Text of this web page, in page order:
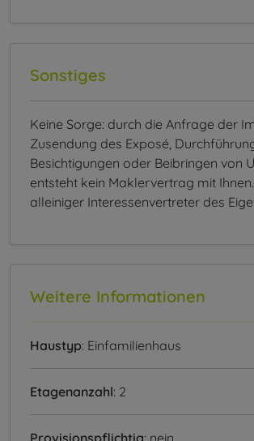
Sonstiges
Keine Sorge: durch die Anfrage der
Zusendung des Exposé,
Besichtigungen oder Beibringen von
entsteht kein Maklervertrag mit
alleiniger Interessenvertreter des
Weitere Informationen
Haustyp: Einfamilienhaus
Etagenanzahl: 2